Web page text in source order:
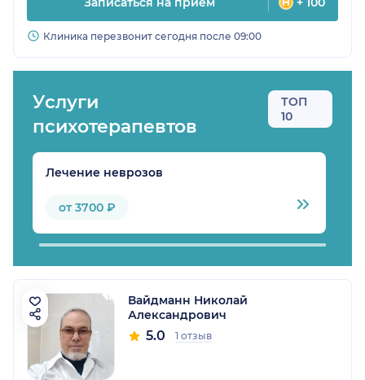
Клиника перезвонит сегодня после 09:00
Услуги
психотерапевтов
ТОП
10
Лечение неврозов
от 3700 ₽
Вайдманн Николай
Александрович
5.0 1 отзыв